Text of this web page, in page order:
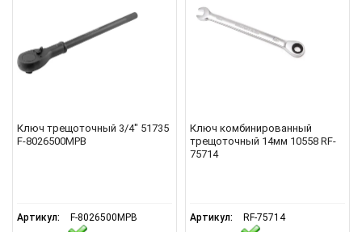
Ключ трещоточный 3/4" 51735
F-8026500MPB
Артикул:
F-8026500MPB
Ключ комбинированный
трещоточный 14мм 10558 RF-
75714
Артикул:
RF-75714